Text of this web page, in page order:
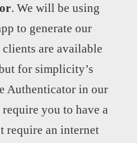
. We will be using
to generate our
are available
for simplicity’s
Authenticator in our
you to have a
require an internet